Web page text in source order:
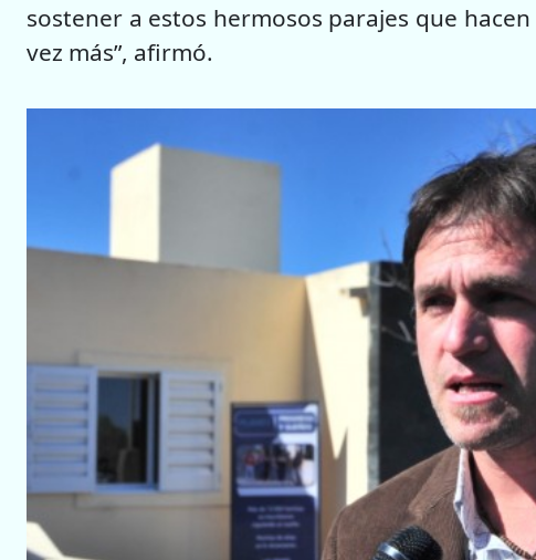
sostener a estos hermosos parajes que
vez más”, afirmó.